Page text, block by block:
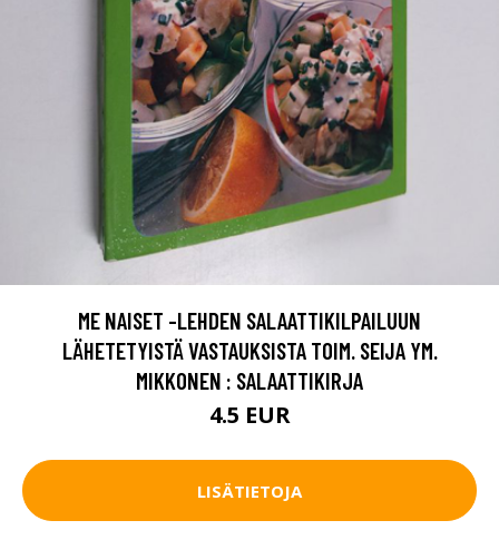
ME NAISET -LEHDEN SALAATTIKILPAILUUN
LÄHETETYISTÄ VASTAUKSISTA TOIM. SEIJA YM.
MIKKONEN : SALAATTIKIRJA
4.5 EUR
LISÄTIETOJA